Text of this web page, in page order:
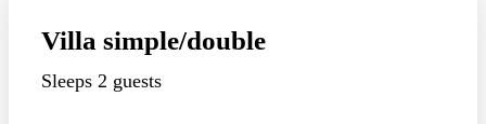
Villa simple/double
Sleeps 2 guests